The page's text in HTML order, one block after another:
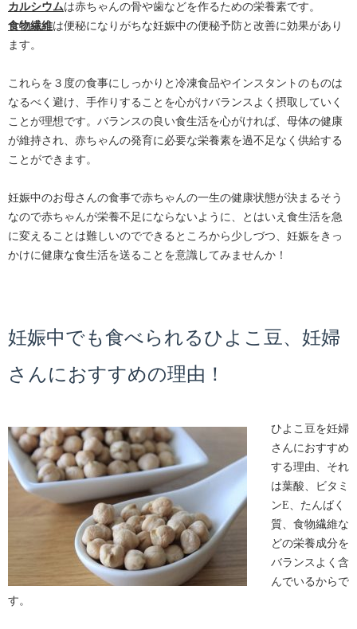
カルシウムは赤ちゃんの骨や歯などを作るための栄養素です。
食物繊維は便秘になりがちな妊娠中の便秘予防と改善に効果があり
ます。
これらを３度の食事にしっかりと冷凍食品やインスタントのものは
なるべく避け、手作りすることを心がけバランスよく摂取していく
ことが理想です。バランスの良い食生活を心がければ、母体の健康
が維持され、赤ちゃんの発育に必要な栄養素を過不足なく供給する
ことができます。
妊娠中のお母さんの食事で赤ちゃんの一生の健康状態が決まるそう
なので赤ちゃんが栄養不足にならないように、とはいえ食生活を急
に変えることは難しいのでできるところから少しづつ、妊娠をきっ
かけに健康な食生活を送ることを意識してみませんか！
妊娠中でも食べられるひよこ豆、妊婦
さんにおすすめの理由！
ひよこ豆を妊婦
さんにおすすめ
する理由、それ
は葉酸、ビタミ
ンE、たんばく
質、食物繊維な
どの栄養成分を
バランスよく含
んでいるからで
す。